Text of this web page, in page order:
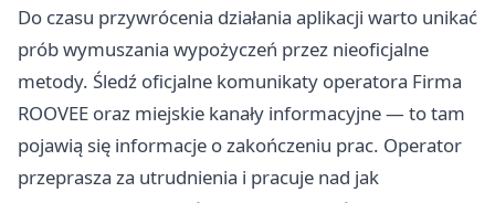
Do czasu przywrócenia działania aplikacji warto unikać
prób wymuszania wypożyczeń przez nieoficjalne
metody. Śledź oficjalne komunikaty operatora Firma
ROOVEE oraz miejskie kanały informacyjne — to tam
pojawią się informacje o zakończeniu prac. Operator
przeprasza za utrudnienia i pracuje nad jak